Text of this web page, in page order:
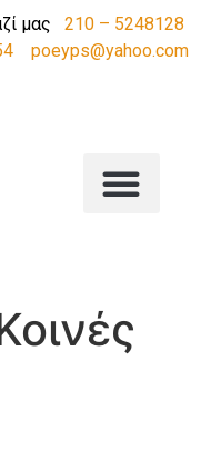
μας 210 – 5248128
poeyps@yahoo.com